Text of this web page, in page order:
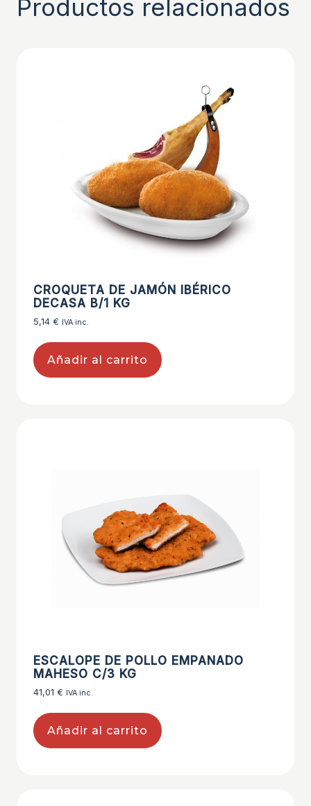
Productos relacionados
CROQUETA DE JAMÓN IBÉRICO
DECASA B/1 KG
5,14 € IVA inc.
Añadir al carrito
ESCALOPE DE POLLO EMPANADO
MAHESO C/3 KG
41,01 € IVA inc.
Añadir al carrito